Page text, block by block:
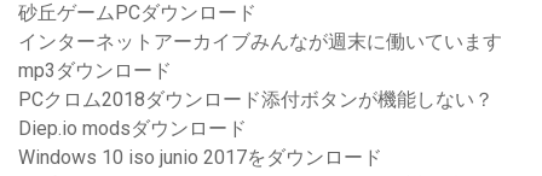
砂丘ゲームPCダウンロード
インターネットアーカイブみんなが週末に働いています
mp3ダウンロード
PCクロム2018ダウンロード添付ボタンが機能しない？
Diep.io modsダウンロード
Windows 10 iso junio 2017をダウンロード